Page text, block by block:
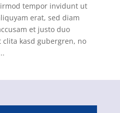
tempor invidunt ut
erat, sed diam
et justo duo
kasd gubergren, no